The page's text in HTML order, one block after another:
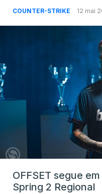
COUNTER-STRIKE 12 mai
OFFSET segue
Spring 2 Regional